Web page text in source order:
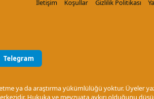
İletişim Koşullar Gizlilik Politikası
Telegram
etme ya da araştırma yükümlülüğü yoktur. Üyeler
Hukuka ve mevzuata aykırı olduğunu